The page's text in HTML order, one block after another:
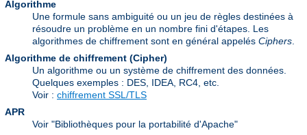
Algorithme
Une formule sans ambiguité ou un jeu de règles destinées à
résoudre un problème en un nombre fini d'étapes. Les
algorithmes de chiffrement sont en général appelés Ciphers
Algorithme de chiffrement (Cipher)
Un algorithme ou un système de chiffrement des données.
Quelques exemples : DES, IDEA, RC4, etc.
Voir : chiffrement SSL/TLS
APR
Voir "Bibliothèques pour la portabilité d'Apache"